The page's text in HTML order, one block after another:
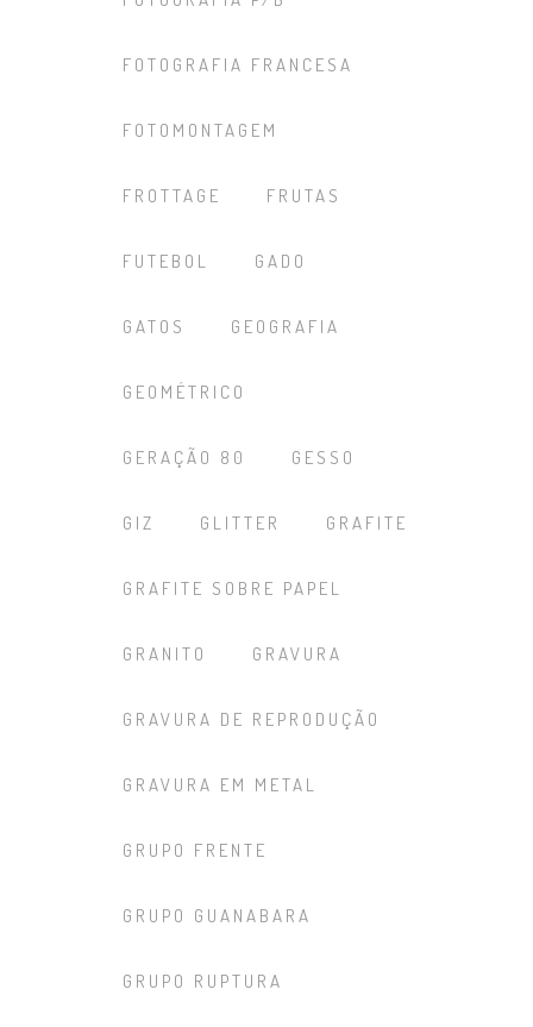
FOTOGRAFIA FRANCESA
FOTOMONTAGEM
FROTTAGE FRUTAS
FUTEBOL GADO
GATOS GEOGRAFIA
GEOMÉTRICO
GERAÇÃO 80 GESSO
GIZ GLITTER GRAFITE
GRAFITE SOBRE PAPEL
GRANITO GRAVURA
GRAVURA DE REPRODUÇÃO
GRAVURA EM METAL
GRUPO FRENTE
GRUPO GUANABARA
GRUPO RUPTURA